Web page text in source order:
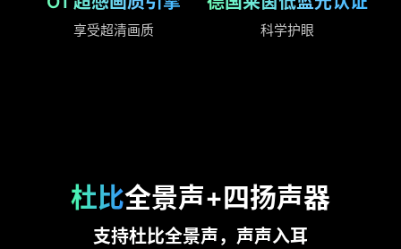
享受超清画质 科学护眼
杜比全景声+四扬声器
支持杜比全景声，声声入耳